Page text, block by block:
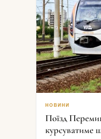
НОВИНИ
Поїзд
курсуватиме